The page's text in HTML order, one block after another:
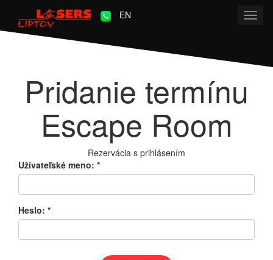
EN
Pridanie termínu
Escape Room
Rezervácia s prihlásením
Užívateľské meno: *
Heslo: *